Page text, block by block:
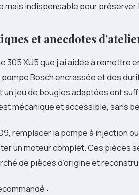
mais indispensable pour préserver
et anecdotes
305 XU5 que j’ai aidée à remettre
Bosch encrassée et des
jeu de bougies adaptées ont
mécanique et accessible, sans
remplacer la pompe à injection
un moteur complet. Ces pièces
de pièces d’origine et
: